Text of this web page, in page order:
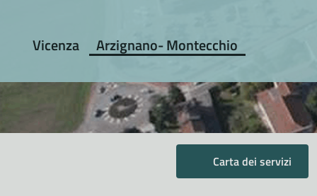
Vicenza Arzignano- Montecchio
Carta dei servizi